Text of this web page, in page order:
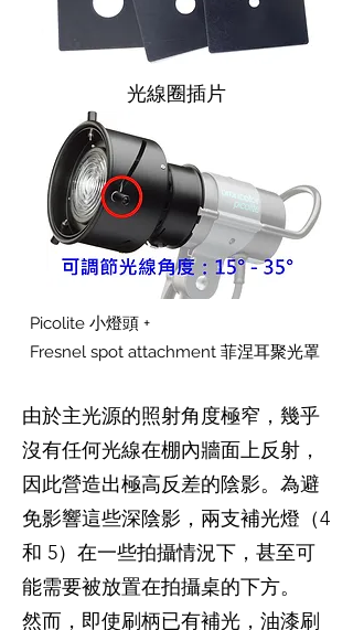
光線圈插片
Picolite 小燈頭 +
Fresnel spot attachment 菲涅耳聚光罩
由於主光源的照射角度極窄，幾乎
沒有任何光線在棚內牆面上反射，
因此營造出極高反差的陰影。為避
免影響這些深陰影，兩支補光燈（4
和 5）在一些拍攝情況下，甚至可
能需要被放置在拍攝桌的下方。
然而，即使刷柄已有補光，油漆刷